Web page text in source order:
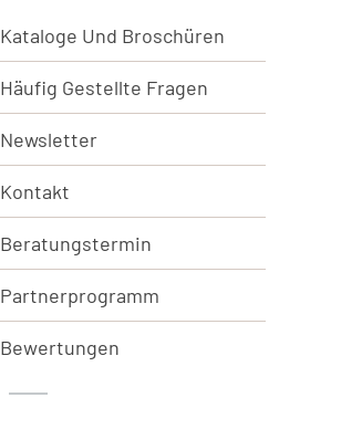
Kataloge Und Broschüren
Häufig Gestellte Fragen
Newsletter
Kontakt
Beratungstermin
Partnerprogramm
Bewertungen